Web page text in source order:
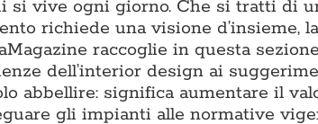
si vive ogni giorno. Che si tratti di
richiede una visione d’insieme,
raccoglie in questa
dell’interior design ai
abbellire: significa aumentare il
gli impianti alle normative